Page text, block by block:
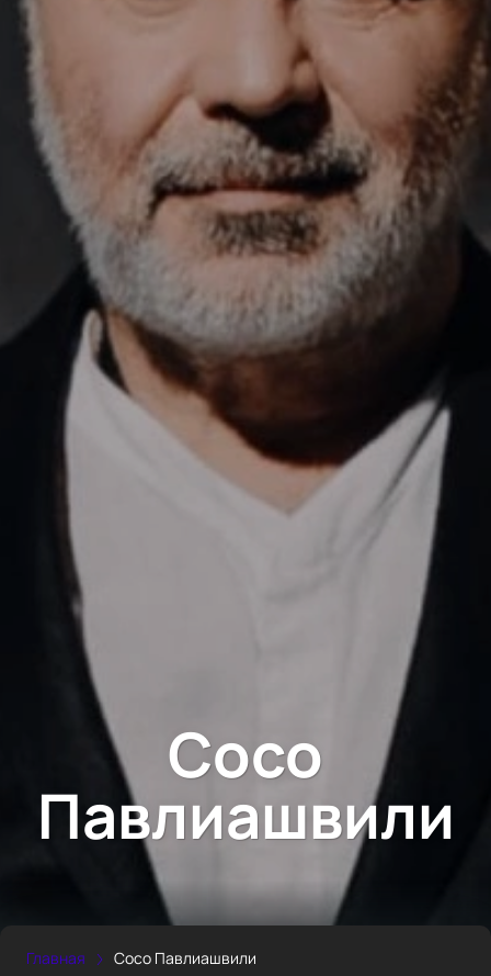
Сосо
Павлиашвили
Главная Сосо Павлиашвили